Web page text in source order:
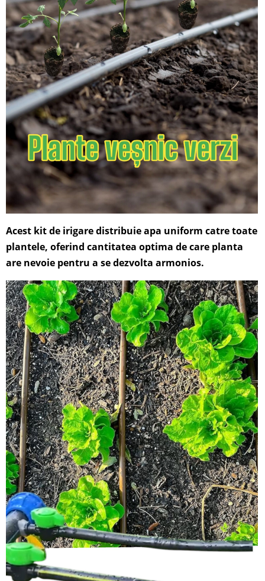
Acest kit de irigare distribuie apa uniform catre toate
plantele, oferind cantitatea optima de care planta
are nevoie pentru a se dezvolta armonios.